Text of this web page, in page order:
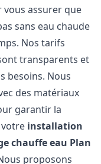
vous assurer que
sans eau chaude
Nos tarifs
transparents et
besoins. Nous
des matériaux
garantir la
installation
chauffe eau Plan
proposons